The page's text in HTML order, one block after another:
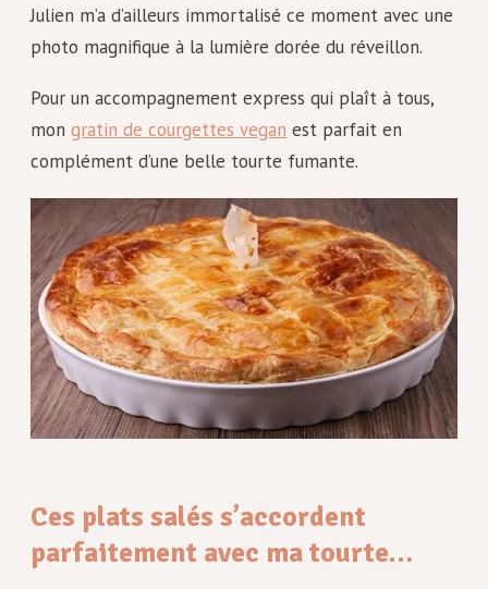
Julien m’a d’ailleurs immortalisé ce moment avec une
photo magnifique à la lumière dorée du réveillon.
Pour un accompagnement express qui plaît à tous,
mon gratin de courgettes vegan est parfait en
complément d’une belle tourte fumante.
Ces plats salés s’accordent
parfaitement avec ma tourte…